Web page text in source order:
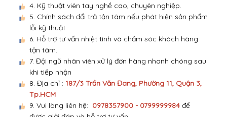
4. Kỹ thuật viên tay nghề cao, chuyên nghiệp.
5. Chính sách đổi trả tận tâm nếu phát hiện sản phẩm
lỗi kỹ thuật
6. Hỗ trợ tư vấn nhiệt tình và chăm sóc khách hàng
tận tâm.
7. Đội ngũ nhân viên xử lý đơn hàng nhanh chóng sau
khi tiếp nhận
8. Địa chỉ : 187/3 Trần Văn Đang, Phường 11, Quận 3,
Tp.HCM
9. Vui lòng liên hệ: 0978357900 - 0799999984 để